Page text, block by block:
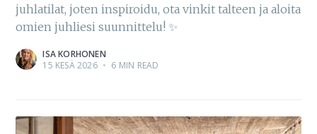
juhlatilat, joten inspiroidu, ota vinkit talteen ja aloita
omien juhliesi suunnittelu! ✨
ISA KORHONEN
15 KESÄ 2026 • 6 MIN READ